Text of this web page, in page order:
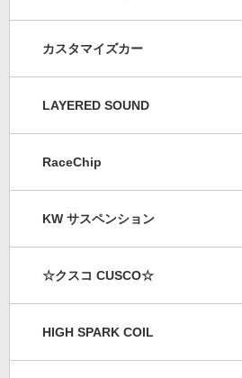
カスタマイズカー
LAYERED SOUND
RaceChip
KW サスペンション
☆クスコ CUSCO☆
HIGH SPARK COIL